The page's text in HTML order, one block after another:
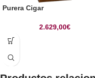
Purera Cigar
2.629,00€